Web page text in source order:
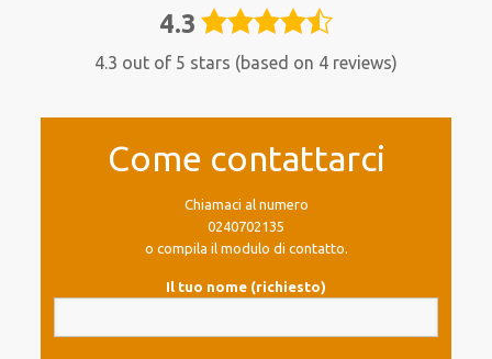
4.3 4,3
4.3 out of 5 stars (based on 4 reviews)
Come contattarci
Chiamaci al numero
0240702135
o compila il modulo di contatto.
Il tuo nome (richiesto)